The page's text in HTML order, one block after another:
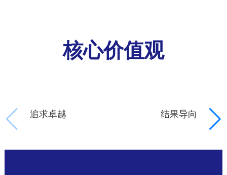
追求卓越 结果导向
核心价值观